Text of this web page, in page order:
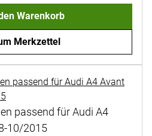
Warenkorb
Merkzettel
passend für Audi A4
10/2015